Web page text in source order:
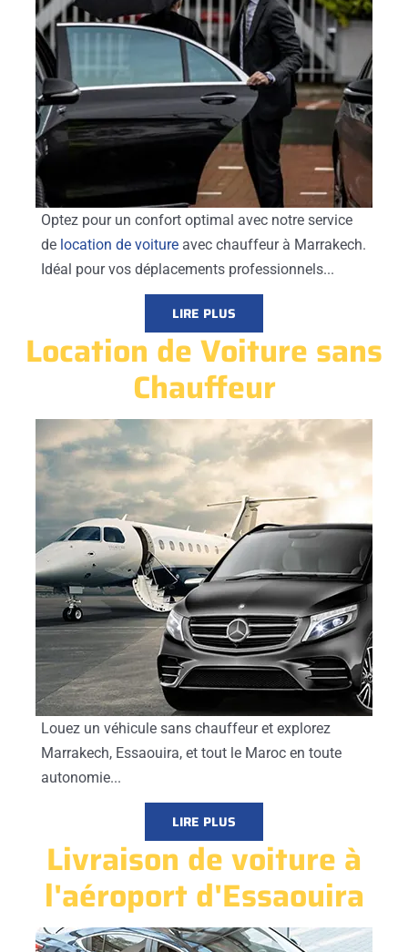
Optez pour un confort optimal avec notre service
de location de voiture avec chauffeur à Marrakech.
Idéal pour vos déplacements professionnels...
LIRE PLUS
Location de Voiture sans
Chauffeur
Louez un véhicule sans chauffeur et explorez
Marrakech, Essaouira, et tout le Maroc en toute
autonomie...
LIRE PLUS
Livraison de voiture à
l'aéroport d'Essaouira